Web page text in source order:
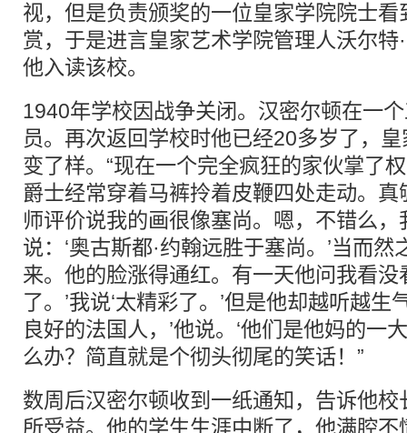
视，但是负责颁奖的一位皇家学院院士
赏，于是进言皇家艺术学院管理人沃尔特
他入读该校。
1940年学校因战争关闭。汉密尔顿在一
员。再次返回学校时他已经20多岁了，
变了样。“现在一个完全疯狂的家伙掌了
爵士经常穿着马裤拎着皮鞭四处走动。
师评价说我的画很像塞尚。嗯，不错么
说：‘奥古斯都·约翰远胜于塞尚。’当而
来。他的脸涨得通红。有一天他问我看没
了。’我说‘太精彩了。’但是他却越听越生
良好的法国人，’他说。‘他们是他妈的一
么办？简直就是个彻头彻尾的笑话！”
数周后汉密尔顿收到一纸通知，告诉他
所受益。他的学生生涯中断了，他满腔